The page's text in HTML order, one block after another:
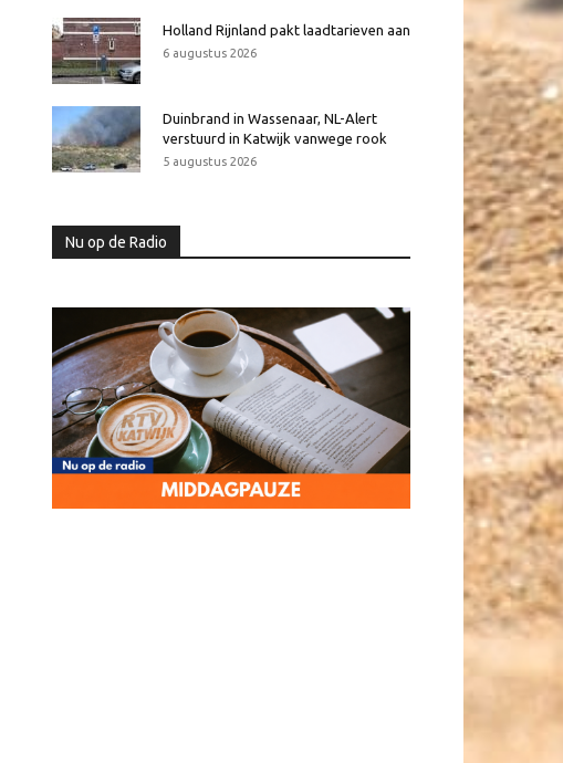
Holland Rijnland pakt laadtarieven aan
6 augustus 2026
Duinbrand in Wassenaar, NL-Alert
verstuurd in Katwijk vanwege rook
5 augustus 2026
Nu op de Radio